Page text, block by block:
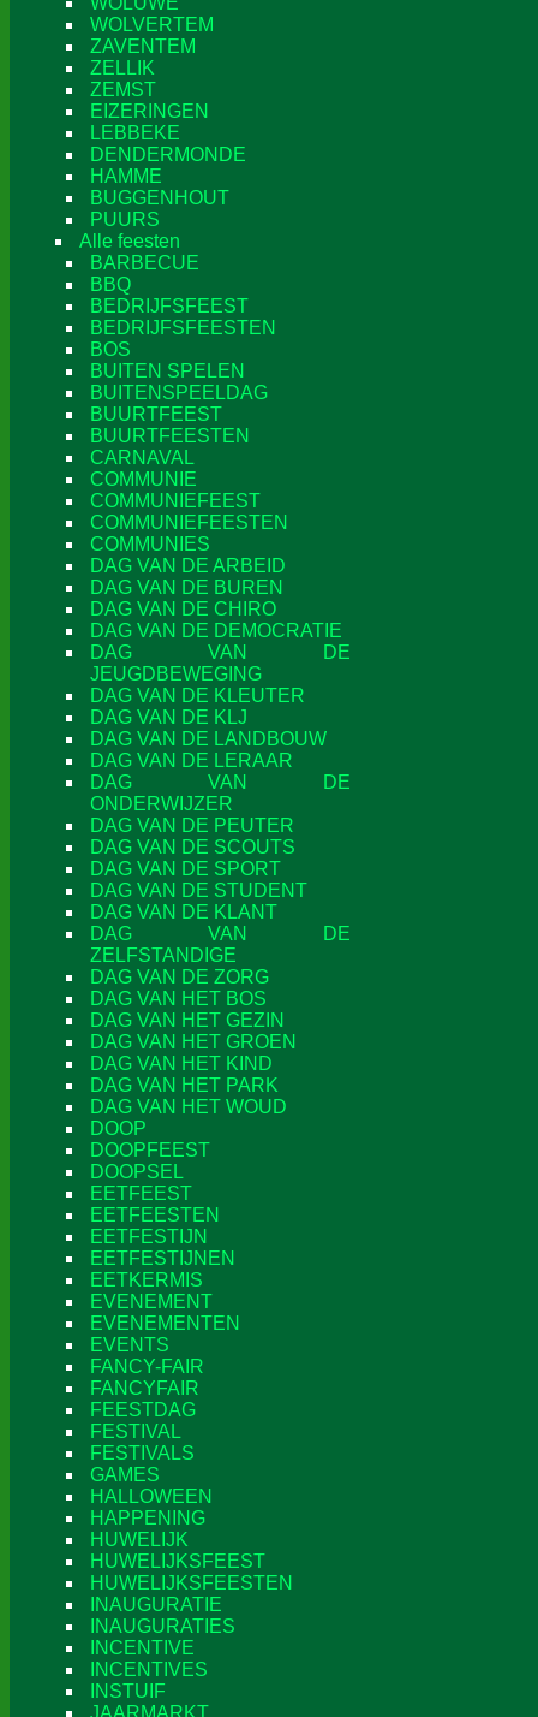
WOLVERTEM
ZAVENTEM
ZELLIK
ZEMST
EIZERINGEN
LEBBEKE
DENDERMONDE
HAMME
BUGGENHOUT
PUURS
Alle feesten
BARBECUE
BBQ
BEDRIJFSFEEST
BEDRIJFSFEESTEN
BOS
BUITEN SPELEN
BUITENSPEELDAG
BUURTFEEST
BUURTFEESTEN
CARNAVAL
COMMUNIE
COMMUNIEFEEST
COMMUNIEFEESTEN
COMMUNIES
DAG VAN DE ARBEID
DAG VAN DE BUREN
DAG VAN DE CHIRO
DAG VAN DE DEMOCRATIE
DAG VAN DE
JEUGDBEWEGING
DAG VAN DE KLEUTER
DAG VAN DE KLJ
DAG VAN DE LANDBOUW
DAG VAN DE LERAAR
DAG VAN DE
ONDERWIJZER
DAG VAN DE PEUTER
DAG VAN DE SCOUTS
DAG VAN DE SPORT
DAG VAN DE STUDENT
DAG VAN DE KLANT
DAG VAN DE
ZELFSTANDIGE
DAG VAN DE ZORG
DAG VAN HET BOS
DAG VAN HET GEZIN
DAG VAN HET GROEN
DAG VAN HET KIND
DAG VAN HET PARK
DAG VAN HET WOUD
DOOP
DOOPFEEST
DOOPSEL
EETFEEST
EETFEESTEN
EETFESTIJN
EETFESTIJNEN
EETKERMIS
EVENEMENT
EVENEMENTEN
EVENTS
FANCY-FAIR
FANCYFAIR
FEESTDAG
FESTIVAL
FESTIVALS
GAMES
HALLOWEEN
HAPPENING
HUWELIJK
HUWELIJKSFEEST
HUWELIJKSFEESTEN
INAUGURATIE
INAUGURATIES
INCENTIVE
INCENTIVES
INSTUIF
JAARMARKT